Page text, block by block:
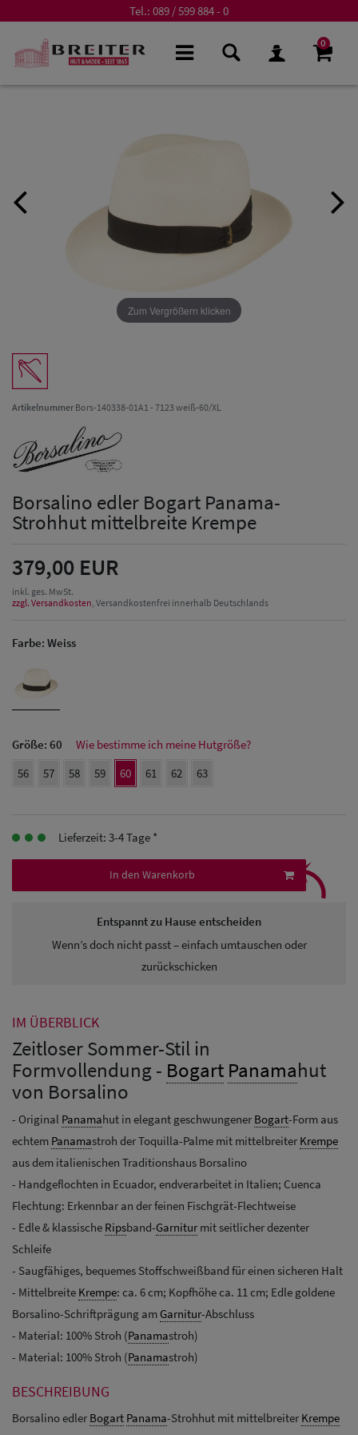
Tel.: 089 / 599 884 - 0
0
Baseball Cpas
Schutz Caps
Zum Vergrößern klicken
ArtikelnummerBors-140338-01A1 - 7123 weiß-60/XL
Borsalino edler Bogart Panama-
Strohhut mittelbreite Krempe
379,00 EUR
inkl. ges. MwSt.
zzgl. Versandkosten , Versandkostenfrei innerhalb Deutschlands
Farbe: Weiss
Größe: 60
Wie bestimme ich meine Hutgröße?
56
57 58 59 60 61 62 63
Lieferzeit: 3-4 Tage *
In den Warenkorb
Entspannt zu Hause entscheiden
Wenn’s doch nicht passt – einfach umtauschen oder
zurückschicken
⤹
IM ÜBERBLICK
Zeitloser Sommer-Stil in
Formvollendung - Bogart Panamahut
von Borsalino
- Original Panamahut in elegant geschwungener Bogart-Form aus
echtem Panamastroh der Toquilla-Palme mit mittelbreiter Krempe
aus dem italienischen Traditionshaus Borsalino
- Handgeflochten in Ecuador, endverarbeitet in Italien; Cuenca
Flechtung: Erkennbar an der feinen Fischgrät-Flechtweise
- Edle & klassische Ripsband-Garnitur mit seitlicher dezenter
Schleife
- Saugfähiges, bequemes Stoffschweißband für einen sicheren Halt
- Mittelbreite Krempe: ca. 6 cm; Kopfhöhe ca. 11 cm; Edle goldene
Borsalino-Schriftprägung am Garnitur-Abschluss
- Material: 100% Stroh (Panamastroh)
- Material: 100% Stroh (Panamastroh)
BESCHREIBUNG
Borsalino edler Bogart Panama-Strohhut mit mittelbreiter Krempe